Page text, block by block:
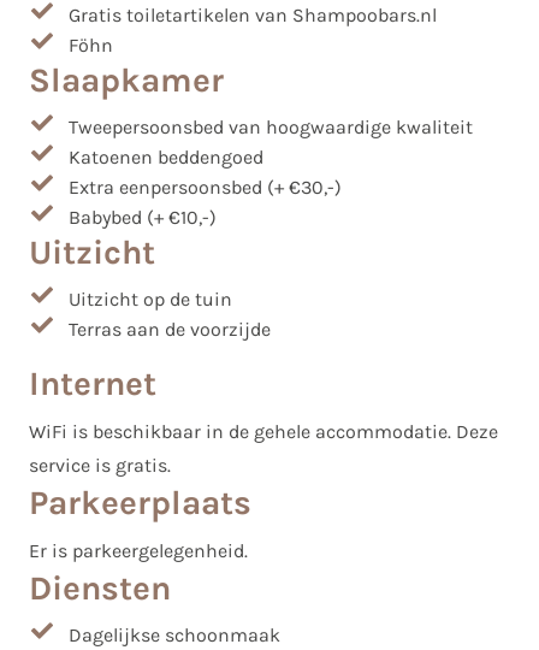
Gratis toiletartikelen van Shampoobars.nl
Föhn
Slaapkamer
Tweepersoonsbed van hoogwaardige kwaliteit
Katoenen beddengoed
Extra eenpersoonsbed (+ €30,-)
Babybed (+ €10,-)
Uitzicht
Uitzicht op de tuin
Terras aan de voorzijde
Internet
WiFi is beschikbaar in de gehele accommodatie. Deze
service is gratis.
Parkeerplaats
Er is parkeergelegenheid.
Diensten
Dagelijkse schoonmaak